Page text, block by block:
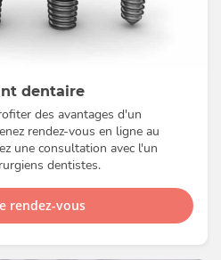
dentaire
des avantages d'un
rendez-vous en ligne au
une consultation avec l'un
dentistes.
rendez-vous